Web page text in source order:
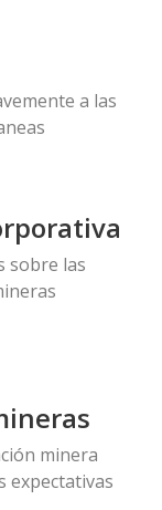
a las
sobre las
minera
expectativas